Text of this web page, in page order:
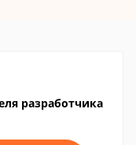
разработчика